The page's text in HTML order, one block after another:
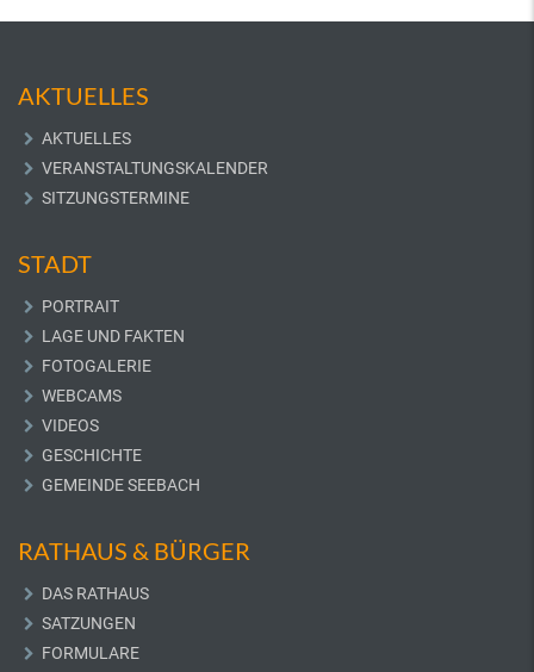
AKTUELLES
AKTUELLES
VERANSTALTUNGSKALENDER
SITZUNGSTERMINE
STADT
PORTRAIT
LAGE UND FAKTEN
FOTOGALERIE
WEBCAMS
VIDEOS
GESCHICHTE
GEMEINDE SEEBACH
RATHAUS & BÜRGER
DAS RATHAUS
SATZUNGEN
FORMULARE